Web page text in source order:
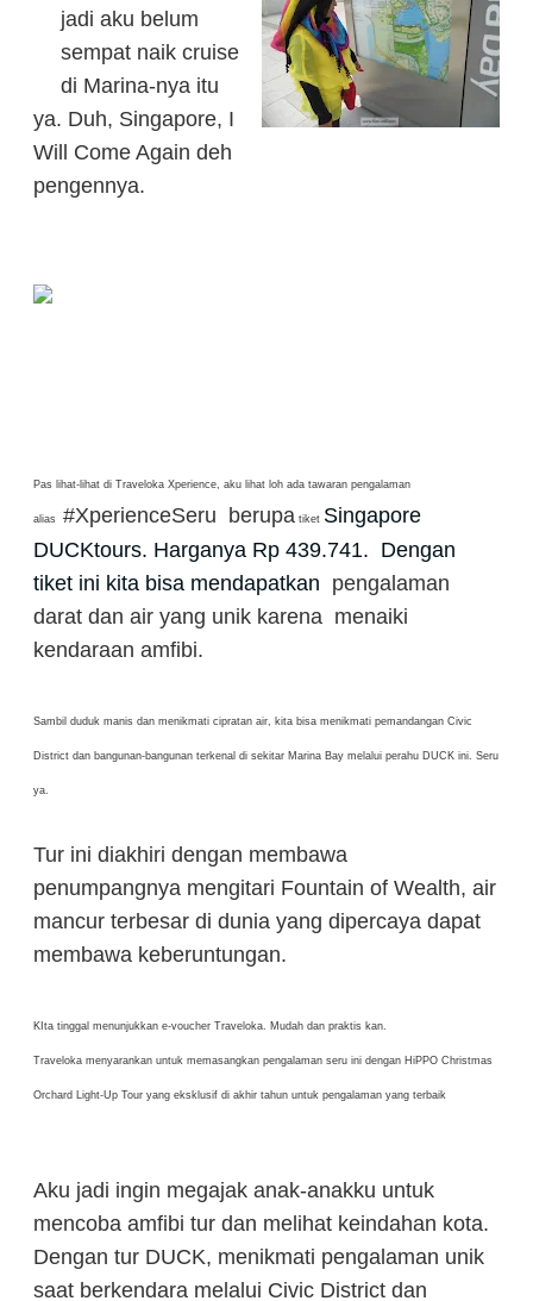
jadi aku belum
sempat naik cruise
di Marina-nya itu
ya. Duh, Singapore, I
Will Come Again deh
pengennya.
Pas lihat-lihat di Traveloka Xperience, aku lihat loh ada tawaran pengalaman
alias #XperienceSeru berupatiket Singapore
DUCKtours. Harganya Rp 439.741. Dengan
tiket ini kita bisa mendapatkan pengalaman
darat dan air yang unik karena menaiki
kendaraan amfibi.
Sambil duduk manis dan menikmati cipratan air, kita bisa menikmati pemandangan Civic
District dan bangunan-bangunan terkenal di sekitar Marina Bay melalui perahu DUCK ini. Seru
ya.
Tur ini diakhiri dengan membawa
penumpangnya mengitari Fountain of Wealth, air
mancur terbesar di dunia yang dipercaya dapat
membawa keberuntungan.
KIta tinggal menunjukkan e-voucher Traveloka. Mudah dan praktis kan.
Traveloka menyarankan untuk memasangkan pengalaman seru ini dengan HiPPO Christmas
Orchard Light-Up Tour yang eksklusif di akhir tahun untuk pengalaman yang terbaik
Aku jadi ingin megajak anak-anakku untuk
mencoba amfibi tur dan melihat keindahan kota.
Dengan tur DUCK, menikmati pengalaman unik
saat berkendara melalui Civic District dan